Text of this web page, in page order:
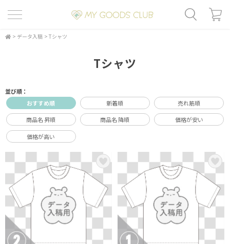
> データ入稿 > Tシャツ
Tシャツ
並び順：
おすすめ順
新着順 売れ筋順
商品名 昇順 商品名 降順 価格が安い
価格が高い